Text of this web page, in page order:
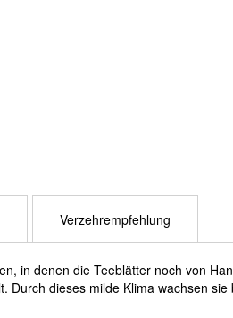
in denen die Teeblätter noch von
dieses milde Klima wachsen
Verzehrempfehlung